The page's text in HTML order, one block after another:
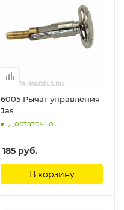
6005 Рычаг управления
Jas
Достаточно
185 руб.
В корзину